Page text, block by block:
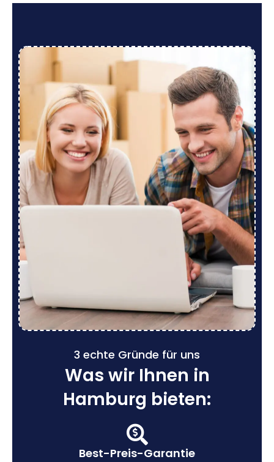
3 echte Gründe für uns
Was wir Ihnen in
Hamburg bieten:
Best-Preis-Garantie